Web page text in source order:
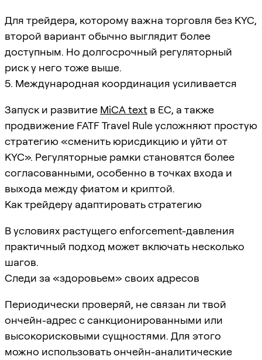
Для трейдера, которому важна торговля без KYC,
второй вариант обычно выглядит более
доступным. Но долгосрочный регуляторный
риск у него тоже выше.
5. Международная координация усиливается
Запуск и развитие MiCA text в ЕС, а также
продвижение FATF Travel Rule усложняют простую
стратегию «сменить юрисдикцию и уйти от
KYC». Регуляторные рамки становятся более
согласованными, особенно в точках входа и
выхода между фиатом и криптой.
Как трейдеру адаптировать стратегию
В условиях растущего enforcement-давления
практичный подход может включать несколько
шагов.
Следи за «здоровьем» своих адресов
Периодически проверяй, не связан ли твой
ончейн-адрес с санкционированными или
высокорисковыми сущностями. Для этого
можно использовать ончейн-аналитические